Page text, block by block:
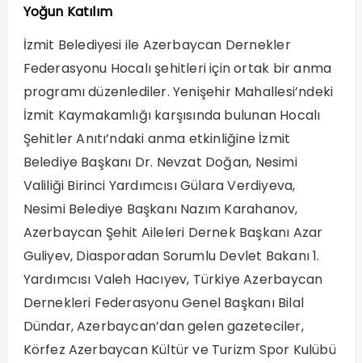
Yoğun Katılım
İzmit Belediyesi ile Azerbaycan Dernekler
Federasyonu Hocalı şehitleri için ortak bir anma
programı düzenlediler. Yenişehir Mahallesi’ndeki
İzmit Kaymakamlığı karşısında bulunan Hocalı
Şehitler Anıtı’ndaki anma etkinliğine İzmit
Belediye Başkanı Dr. Nevzat Doğan, Nesimi
Valiliği Birinci Yardımcısı Gülara Verdiyeva,
Nesimi Belediye Başkanı Nazım Karahanov,
Azerbaycan Şehit Aileleri Dernek Başkanı Azar
Guliyev, Diasporadan Sorumlu Devlet Bakanı 1.
Yardımcısı Valeh Hacıyev, Türkiye Azerbaycan
Dernekleri Federasyonu Genel Başkanı Bilal
Dündar, Azerbaycan’dan gelen gazeteciler,
Körfez Azerbaycan Kültür ve Turizm Spor Kulübü